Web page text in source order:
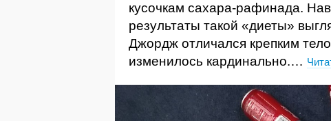
кусочкам сахара-рафинада.
результаты такой «диеты»
Джордж отличался крепким
изменилось кардинально.…